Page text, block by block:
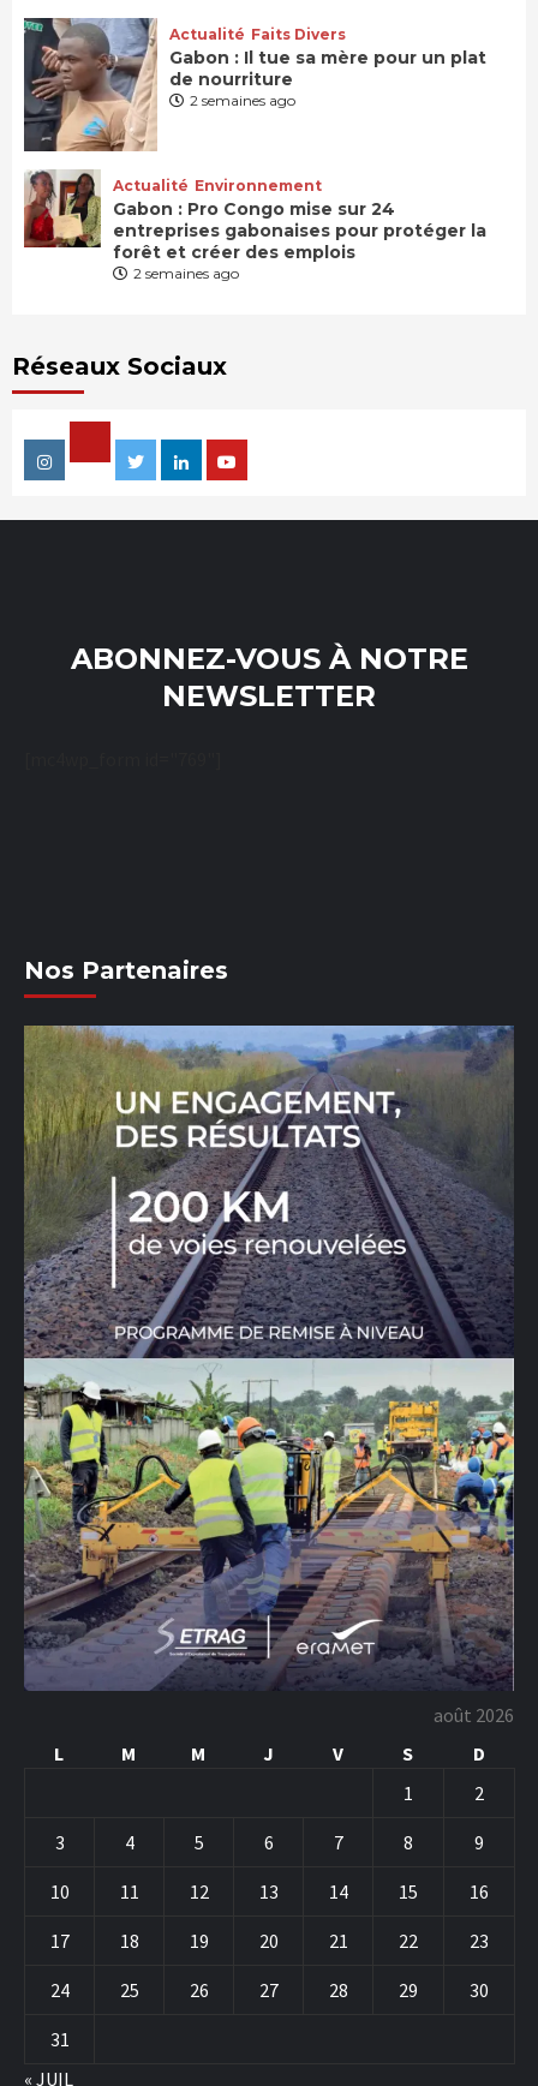
Actualité Faits Divers
Gabon : Il tue sa mère pour un plat
de nourriture
2 semaines ago
Actualité Environnement
Gabon : Pro Congo mise sur 24
entreprises gabonaises pour protéger la
forêt et créer des emplois
2 semaines ago
Réseaux Sociaux
Instagram
Facebook
TwitterLinkedin
ABONNEZ-VOUS À NOTRE
NEWSLETTER
Nos Partenaires
août 2026
L
M M J V S D
« JUIL
1 2
3 4 5 6 7 8 9
10 11 12 13 14 15 16
17 18 19 20 21 22 23
24 25 26 27 28 29 30
31